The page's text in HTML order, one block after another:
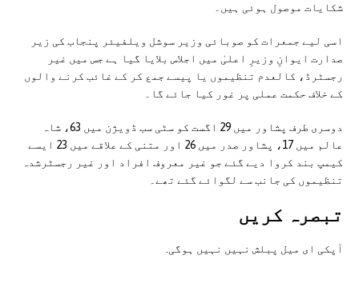
شکایات موصول ہوئی ہیں۔
اسی لیے جمعرات کو صوبائی وزیر سوشل ویلفیئر پنجاب کی زیر
صدارت ایوانِ وزیرِ اعلیٰ میں اجلاس بلایا گیا ہے جس میں غیر
رجسٹرڈ، کالعدم تنظیموں یا پیسے جمع کر کے غائب کرنے والوں
کے خلاف حکمت عملی پر غور کیا جائے گا۔
دوسری طرف پشاور میں 29 اگست کو سٹی سب ڈویژن میں 63، شاہ
عالم میں 17، پشاور صدر میں 26 اور متنی کے علاقے میں 23 ایسے
کیمپ بند کروا دیے گئے جو غیر معروف افراد اور غیر رجسٹرشدہ
تنظیموں کی جانب سے لگوائے گئے تھے۔
تبصرہ کريں
آپکی ای ميل پبلش نہيں نہيں ہوگی.